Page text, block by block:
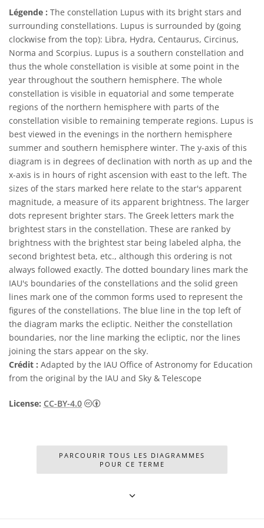
Légende : The constellation Lupus with its bright stars and
surrounding constellations. Lupus is surrounded by (going
clockwise from the top): Libra, Hydra, Centaurus, Circinus,
Norma and Scorpius. Lupus is a southern constellation and
thus the whole constellation is visible at some point in the
year throughout the southern hemisphere. The whole
constellation is visible in equatorial and some temperate
regions of the northern hemisphere with parts of the
constellation visible to remaining temperate regions. Lupus is
best viewed in the evenings in the northern hemisphere
summer and southern hemisphere winter. The y-axis of this
diagram is in degrees of declination with north as up and the
x-axis is in hours of right ascension with east to the left. The
sizes of the stars marked here relate to the star's apparent
magnitude, a measure of its apparent brightness. The larger
dots represent brighter stars. The Greek letters mark the
brightest stars in the constellation. These are ranked by
brightness with the brightest star being labeled alpha, the
second brightest beta, etc., although this ordering is not
always followed exactly. The dotted boundary lines mark the
IAU's boundaries of the constellations and the solid green
lines mark one of the common forms used to represent the
figures of the constellations. The blue line in the top left of
the diagram marks the ecliptic. Neither the constellation
boundaries, nor the line marking the ecliptic, nor the lines
joining the stars appear on the sky.
Crédit : Adapted by the IAU Office of Astronomy for Education
from the original by the IAU and Sky & Telescope
License: CC-BY-4.0 Creative Commons (CC) Attribution 4.0
PARCOURIR TOUS LES DIAGRAMMES
POUR CE TERME